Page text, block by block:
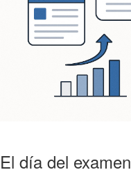
El día del examen